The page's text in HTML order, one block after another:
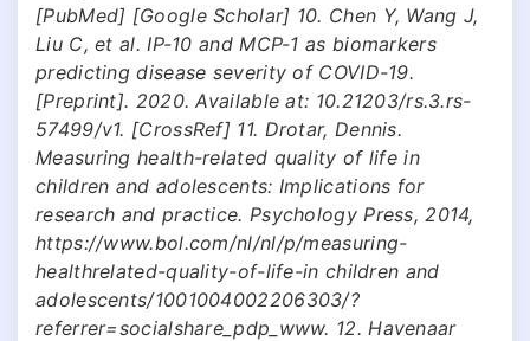
[PubMed] [Google Scholar] 10. Chen Y, Wang J,
Liu C, et al. IP-10 and MCP-1 as biomarkers
predicting disease severity of COVID-19.
[Preprint]. 2020. Available at: 10.21203/rs.3.rs-
57499/v1. [CrossRef] 11. Drotar, Dennis.
Measuring health-related quality of life in
children and adolescents: Implications for
research and practice. Psychology Press, 2014,
https://www.bol.com/nl/nl/p/measuring-
healthrelated-quality-of-life-in children and
adolescents/1001004002206303/?
referrer=socialshare_pdp_www. 12. Havenaar